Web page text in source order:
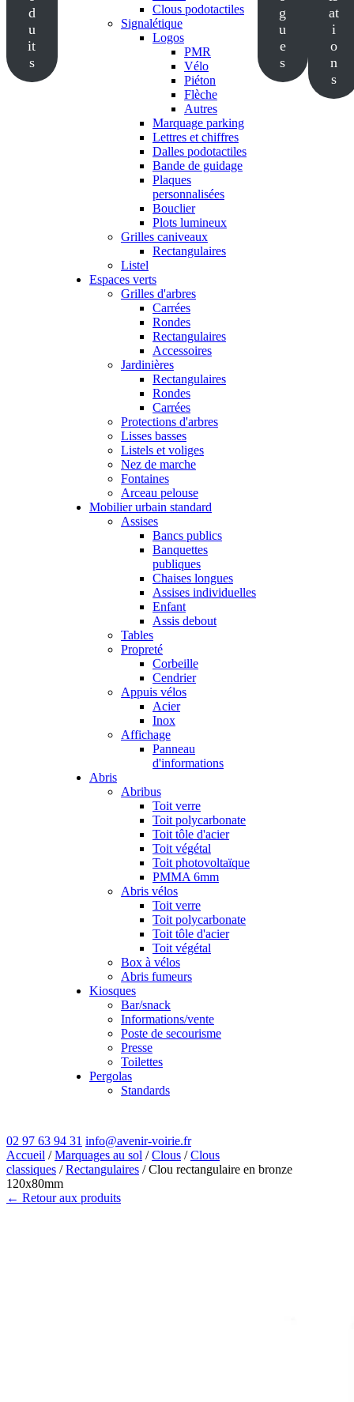
d
u
it
s
Clous podotactiles
Signalétique
Logos
PMR
Vélo
Piéton
Flèche
Autres
Marquage parking
Lettres et chiffres
Dalles podotactiles
Bande de guidage
Plaques
personnalisées
Bouclier
Plots lumineux
Grilles caniveaux
Rectangulaires
Listel
Espaces verts
Grilles d'arbres
Carrées
Rondes
Rectangulaires
Accessoires
Jardinières
Rectangulaires
Rondes
Carrées
Protections d'arbres
Lisses basses
Listels et voliges
Nez de marche
Fontaines
Arceau pelouse
Mobilier urbain standard
Assises
Bancs publics
Banquettes
publiques
Chaises longues
Assises individuelles
Enfant
Assis debout
Tables
Propreté
Corbeille
Cendrier
Appuis vélos
Acier
Inox
Affichage
Panneau
d'informations
Abris
Abribus
Toit verre
Toit polycarbonate
Toit tôle d'acier
Toit végétal
Toit photovoltaïque
PMMA 6mm
Abris vélos
Toit verre
Toit polycarbonate
Toit tôle d'acier
Toit végétal
Box à vélos
Abris fumeurs
Kiosques
Bar/snack
Informations/vente
Poste de secourisme
Presse
Toilettes
Pergolas
Standards
g
u
e
s
at
i
o
n
s
02 97 63 94 31 info@avenir-voirie.fr
Accueil /Marquages au sol /Clous /Clous
classiques /Rectangulaires / Clou rectangulaire en bronze
120x80mm
← Retour aux produits